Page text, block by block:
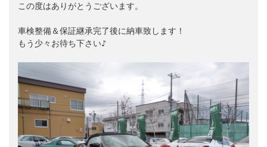
この度はありがとうございます。
車検整備＆保証継承完了後に納車致します！
もう少々お待ち下さい♪